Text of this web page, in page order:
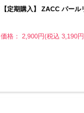
【定期購入】 ZACC パー
価格： 2,900円(税込 3,190